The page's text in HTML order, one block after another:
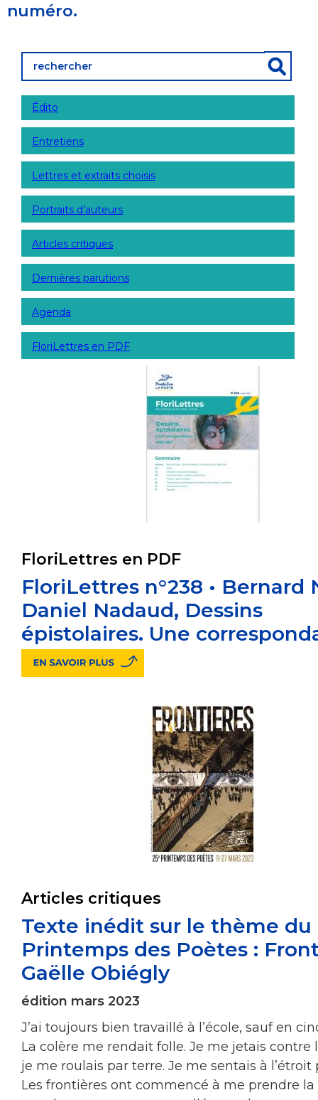
numéro.
FloriLettres en PDF
FloriLettres n°238 • Bernard
Daniel Nadaud, Dessins
épistolaires. Une
Articles critiques
Texte inédit sur le thème du
Printemps des Poètes :
Gaëlle Obiégly
édition mars 2023
J’ai toujours bien travaillé à l’école, sauf en
La colère me rendait folle. Je me jetais contre
je me roulais par terre. Je me sentais à l’étroit
Les frontières ont commencé à me prendre la
Édito
Entretiens
Lettres et extraits choisis
Portraits d’auteurs
Articles critiques
Dernières parutions
Agenda
FloriLettres en PDF